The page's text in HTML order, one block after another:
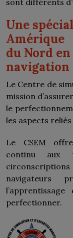
Une
Amérique
du Nord
navigation
Le Centre de
mission
le
les aspects
Le CSEM
continu aux
navigateurs
perfectionner.